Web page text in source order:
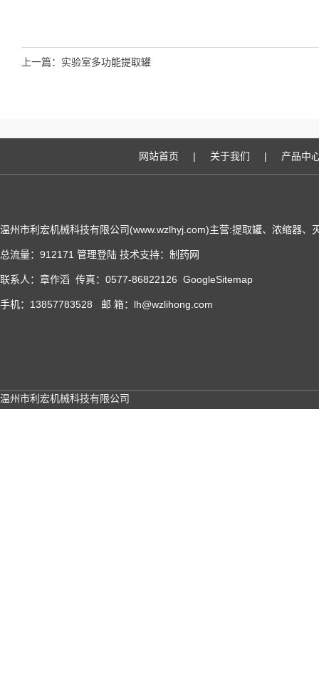
上一篇： 实验室多功能提取罐
网站首页 | 关于我们 | 产品中
温州市利宏机械科技有限公司(www.wzlhyj.com)主营:提取罐、浓缩器、
总流量：912171 管理登陆 技术支持： 制药网
联系人：章作滔 传真：0577-86822126 GoogleSitemap
手机：13857783528 邮 箱：lh@wzlihong.com
温州市利宏机械科技有限公司